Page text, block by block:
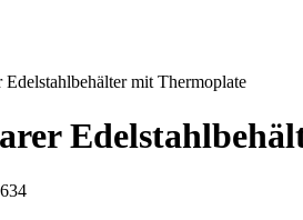
mit Thermoplate